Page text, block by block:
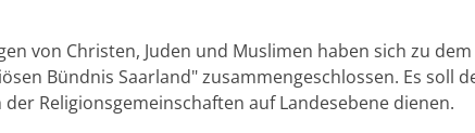
von Christen, Juden und Muslimen haben sich zu dem
Bündnis Saarland" zusammengeschlossen. Es soll
der Religionsgemeinschaften auf Landesebene dienen.